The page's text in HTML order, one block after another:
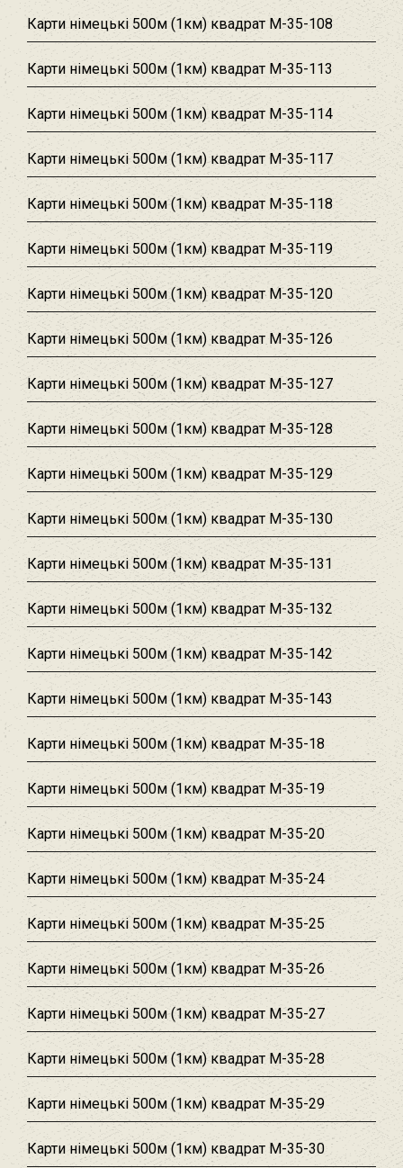
Карти німецькі 500м (1км) квадрат M-35-108
Карти німецькі 500м (1км) квадрат M-35-113
Карти німецькі 500м (1км) квадрат M-35-114
Карти німецькі 500м (1км) квадрат M-35-117
Карти німецькі 500м (1км) квадрат M-35-118
Карти німецькі 500м (1км) квадрат M-35-119
Карти німецькі 500м (1км) квадрат M-35-120
Карти німецькі 500м (1км) квадрат M-35-126
Карти німецькі 500м (1км) квадрат M-35-127
Карти німецькі 500м (1км) квадрат M-35-128
Карти німецькі 500м (1км) квадрат M-35-129
Карти німецькі 500м (1км) квадрат M-35-130
Карти німецькі 500м (1км) квадрат M-35-131
Карти німецькі 500м (1км) квадрат M-35-132
Карти німецькі 500м (1км) квадрат M-35-142
Карти німецькі 500м (1км) квадрат M-35-143
Карти німецькі 500м (1км) квадрат M-35-18
Карти німецькі 500м (1км) квадрат M-35-19
Карти німецькі 500м (1км) квадрат M-35-20
Карти німецькі 500м (1км) квадрат M-35-24
Карти німецькі 500м (1км) квадрат M-35-25
Карти німецькі 500м (1км) квадрат M-35-26
Карти німецькі 500м (1км) квадрат M-35-27
Карти німецькі 500м (1км) квадрат M-35-28
Карти німецькі 500м (1км) квадрат M-35-29
Карти німецькі 500м (1км) квадрат M-35-30